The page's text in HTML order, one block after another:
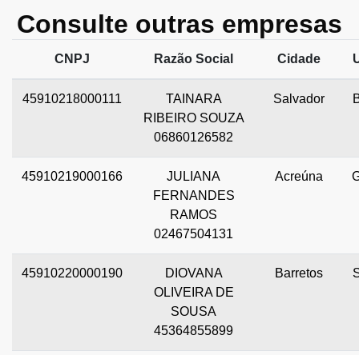
Consulte outras empresas
CNPJ Razão Social Cidade
45910218000111
TAINARA
RIBEIRO SOUZA
06860126582
Salvador
45910219000166
JULIANA
FERNANDES
RAMOS
02467504131
Acreúna
45910220000190
DIOVANA
OLIVEIRA DE
SOUSA
45364855899
Barretos